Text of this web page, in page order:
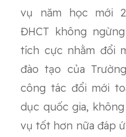
vụ năm học mới
ĐHCT không
tích cực nhằm đổi
đào tạo của
công tác đổi mới
dục quốc gia,
vụ tốt hơn nữa đáp